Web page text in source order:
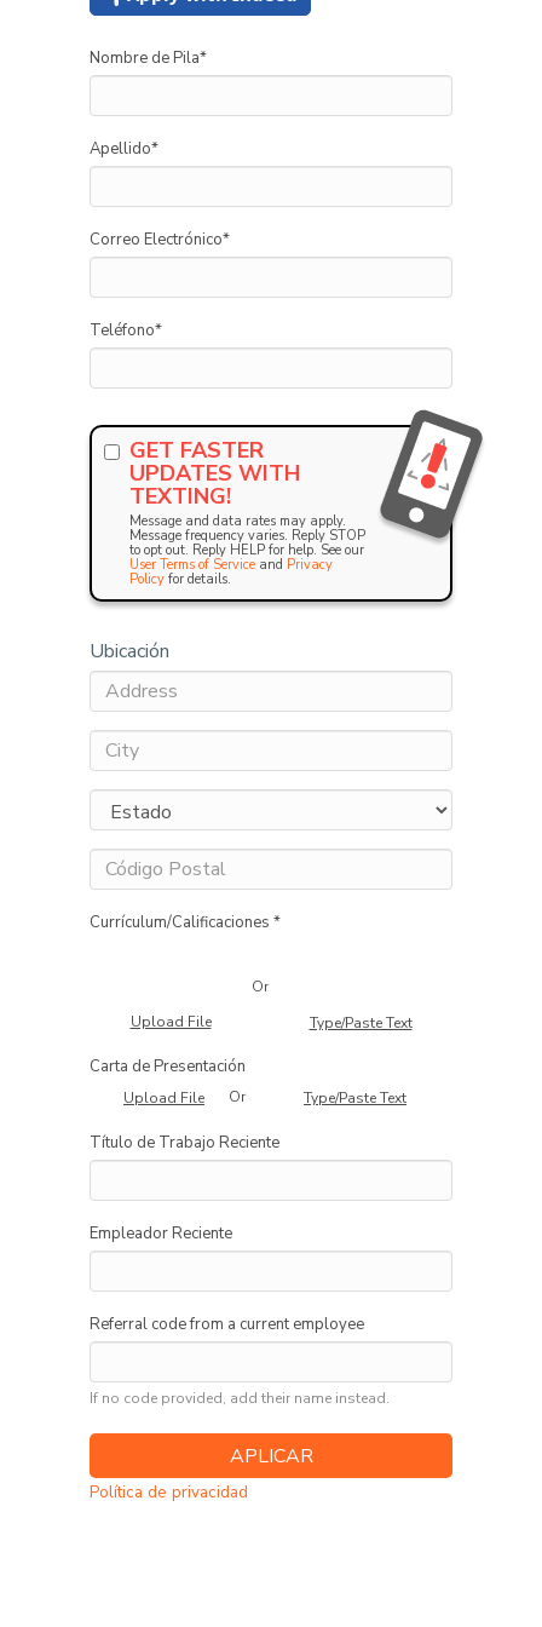
Nombre de Pila*
Apellido*
Correo Electrónico*
Teléfono*
GET FASTER
UPDATES WITH
TEXTING!
Message and data rates may apply.
Message frequency varies. Reply STOP
to opt out. Reply HELP for help. See our
User Terms of Service and Privacy
Policy for details.
Ubicación
Currículum/Calificaciones *
Upload File
Or
Type/Paste Text
Carta de Presentación
Upload File Or Type/Paste Text
Título de Trabajo Reciente
Empleador Reciente
Referral code from a current employee
If no code provided, add their name instead.
Política de privacidad